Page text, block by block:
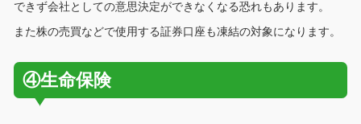
できず会社としての意思決定ができなくなる恐れもあります。
また株の売買などで使用する証券口座も凍結の対象になります。
④生命保険